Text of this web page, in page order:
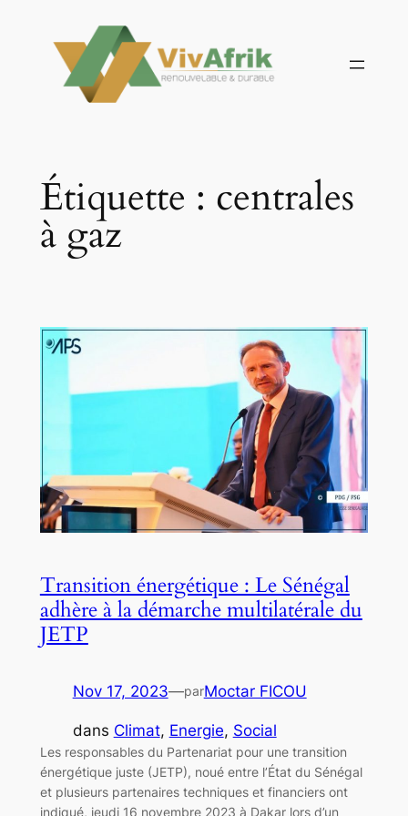
contenu
Étiquette : centrales
à gaz
Transition énergétique : Le Sénégal
adhère à la démarche multilatérale du
JETP
Nov 17, 2023—parMoctar FICOU
dans Climat, Energie, Social
Les responsables du Partenariat pour une transition
énergétique juste (JETP), noué entre l’État du Sénégal
et plusieurs partenaires techniques et financiers ont
indiqué, jeudi 16 novembre 2023 à Dakar lors d’un